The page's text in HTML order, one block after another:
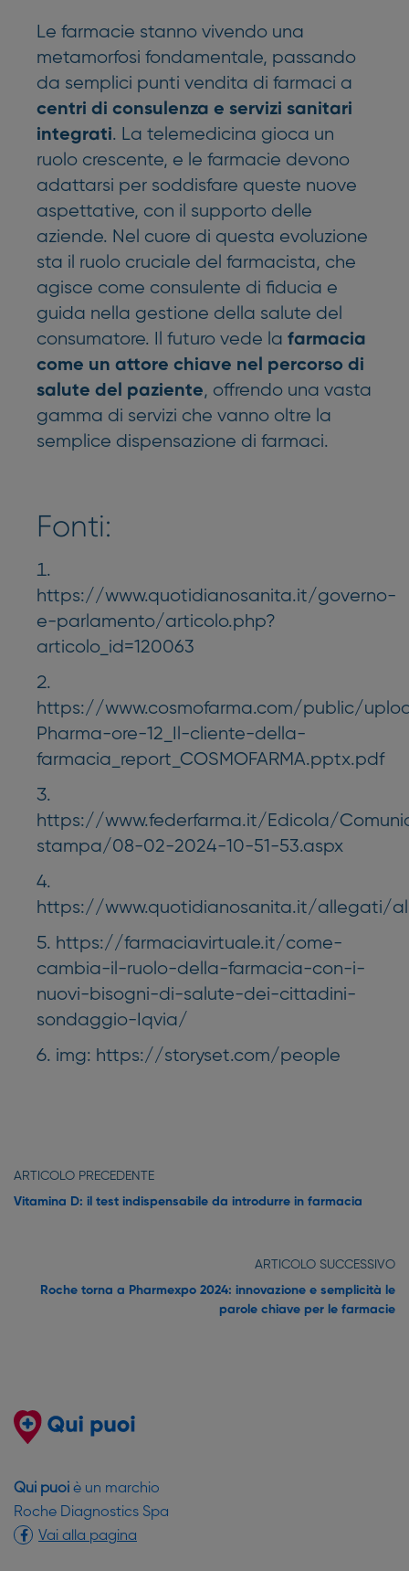
Le farmacie stanno vivendo una
metamorfosi fondamentale, passando
da semplici punti vendita di farmaci a
centri di consulenza e servizi sanitari
integrati. La telemedicina gioca un
ruolo crescente, e le farmacie devono
adattarsi per soddisfare queste nuove
aspettative, con il supporto delle
aziende. Nel cuore di questa evoluzione
sta il ruolo cruciale del farmacista, che
agisce come consulente di fiducia e
guida nella gestione della salute del
consumatore. Il futuro vede la farmacia
come un attore chiave nel percorso di
salute del paziente, offrendo una vasta
gamma di servizi che vanno oltre la
semplice dispensazione di farmaci.
Fonti:
https://www.quotidianosanita.it/governo-
e-parlamento/articolo.php?
articolo_id=120063
https://www.cosmofarma.com/public/
Pharma-ore-12_Il-cliente-della-
farmacia_report_COSMOFARMA.pptx.pdf
https://www.federfarma.it/Edicola/
stampa/08-02-2024-10-51-53.aspx
https://www.quotidianosanita.it/allegati/
https://farmaciavirtuale.it/come-
cambia-il-ruolo-della-farmacia-con-i-
nuovi-bisogni-di-salute-dei-cittadini-
sondaggio-Iqvia/
img: https://storyset.com/people
ARTICOLO PRECEDENTE
Vitamina D: il test indispensabile da introdurre in farmacia
ARTICOLO SUCCESSIVO
Roche torna a Pharmexpo 2024: innovazione e semplicità le
parole chiave per le farmacie
Qui puoi è un marchio
Roche Diagnostics Spa
Vai alla pagina